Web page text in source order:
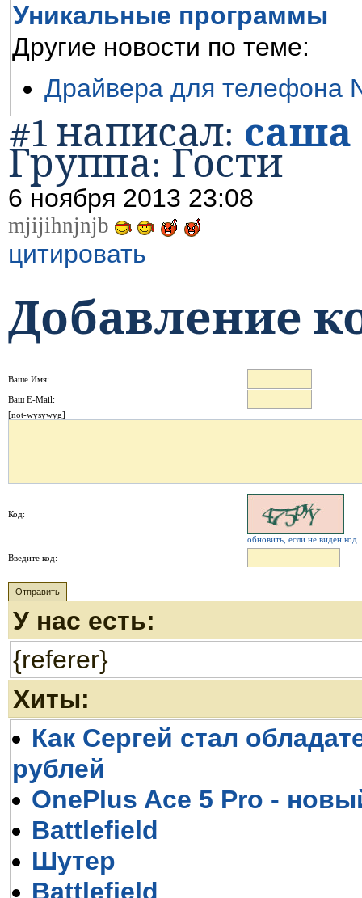
Уникальные программы
Другие новости по теме:
Драйвера для телефона
#1 написал: саша
Группа: Гости
6 ноября 2013 23:08
mjijihnjnjb
цитировать
Добавление
Ваше Имя:
Ваш E-Mail:
[not-wysywyg]
Код:
обновить, если не виден код
Введите код:
У нас есть:
{referer}
Хиты:
Как Сергей стал
рублей
OnePlus Ace 5 Pro -
Battlefield
Шутер
Battlefield